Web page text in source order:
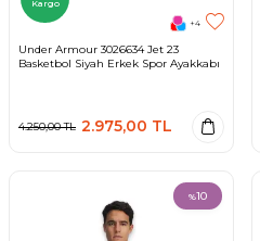
Kargo
+4
Under Armour 3026634 Jet 23
Basketbol Siyah Erkek Spor Ayakkabı
4.250,00TL 2.975,00 TL
%10